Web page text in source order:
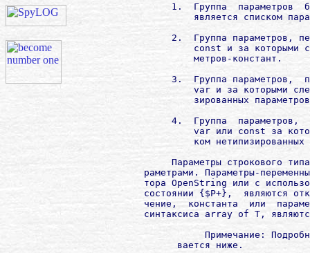
1.  Группа  параметров
является списком
2.  Группа параметров,
const и за которыми
                 метров-констант.
3.  Группа параметров,
var и за которыми
зированных
4.  Группа  параметров,
var или const за
ком нетипизированных
Параметры строкового
раметрами. Параметры-
тора OpenString или с
состоянии {$P+},  являются
чение,  константа  или
синтаксиса array of T,
Примечание: